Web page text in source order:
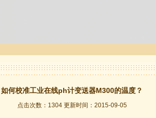
如何校准工业在线ph计变送器M300的温度？
点击次数：1304 更新时间：2015-09-05